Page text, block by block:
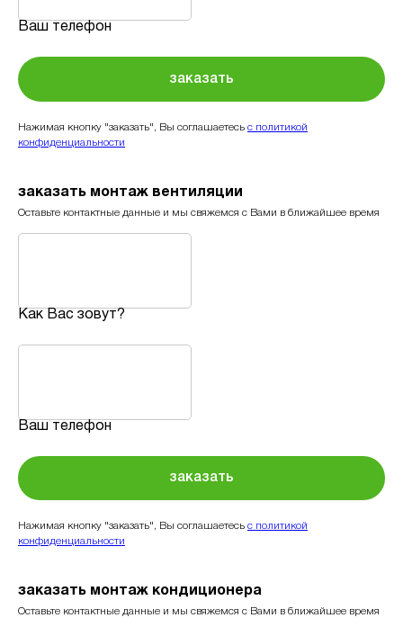
Ваш телефон
заказать
Нажимая кнопку "заказать", Вы соглашаетесь с политикой
конфиденциальности
заказать монтаж вентиляции
Оставьте контактные данные и мы свяжемся с Вами в ближайшее время
Как Вас зовут?
Ваш телефон
заказать
Нажимая кнопку "заказать", Вы соглашаетесь с политикой
конфиденциальности
заказать монтаж кондиционера
Оставьте контактные данные и мы свяжемся с Вами в ближайшее время